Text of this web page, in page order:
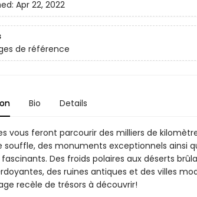
Apr 22, 2022
de référence
Bio Details
vous feront parcourir des milliers de
souffle, des monuments exceptionnels ainsi
Des froids polaires aux déserts
des ruines antiques et des villes
recèle de trésors à découvrir!